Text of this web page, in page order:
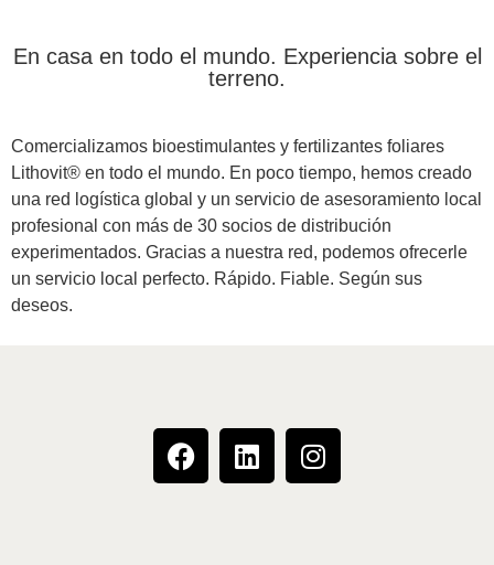
En casa en todo el mundo. Experiencia sobre el
terreno.
Comercializamos bioestimulantes y fertilizantes foliares
Lithovit® en todo el mundo. En poco tiempo, hemos creado
una red logística global y un servicio de asesoramiento local
profesional con más de 30 socios de distribución
experimentados. Gracias a nuestra red, podemos ofrecerle
un servicio local perfecto. Rápido. Fiable. Según sus
deseos.